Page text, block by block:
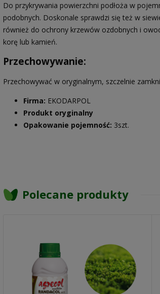
Cebula Dymka Senshyu Yellow Ozima 20-
25 mm zimowa 10kg
Cena regularna: 139,00 zł
Najniższa cena: 139,00 zł
Do przykrywania powierzchni podłoża w
podobnych. Doskonale sprawdzi się też w
również do ochrony krzewów ozdobnych i
korę lub kamień.
Przechowywanie:
Przechowywać w oryginalnym, szczelnie
Firma: EKODARPOL
Produkt oryginalny
Opakowanie pojemność: 3szt.
Polecane produkty